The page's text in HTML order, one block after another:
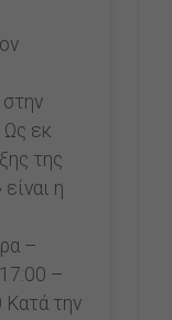
Ως εκ
της
η
–
–
την